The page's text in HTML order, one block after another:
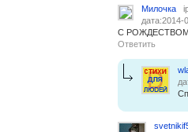
Милочка
дата:2014-
С
Ответить